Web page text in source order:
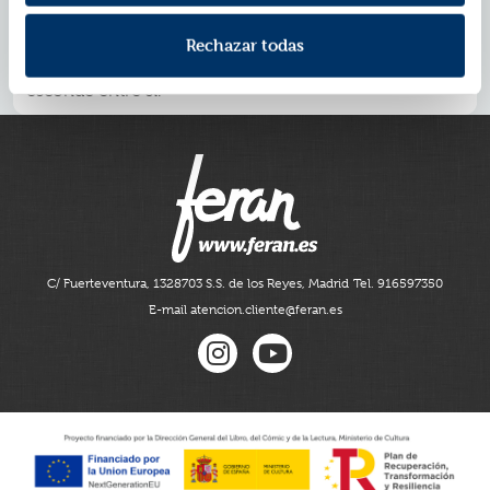
Rechazar todas
vacaciones... suena idílico y lo sería si no fuera porque
una despedida de soltera divertida, se convierte en un
esconde entre sí.
C/ Fuerteventura, 1328703 S.S. de los Reyes, Madrid Tel. 916597350
E-mail atencion.cliente@feran.es